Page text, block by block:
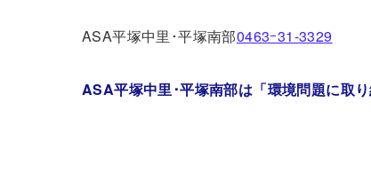
ASA平塚中里･平塚南部0463ｰ31-3329
ASA平塚中里･平塚南部は「環境問題に取